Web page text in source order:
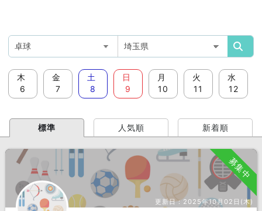
木
6
金
7
土
8
日
9
月
10
火
11
水
12
標準 人気順 新着順
募集中
更新日：2025年10月02日(木)